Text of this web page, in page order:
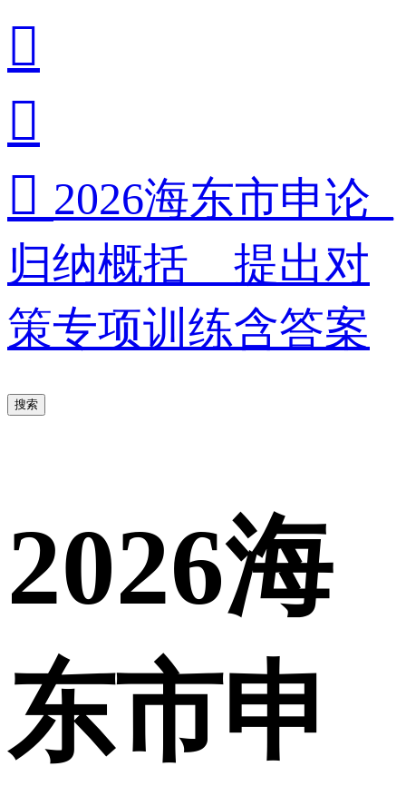


 2026海东市申论_
归纳概括__提出对
策专项训练含答案
搜索
2026海
东市申